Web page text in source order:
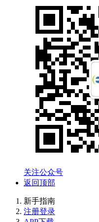
关注公众号
返回顶部
新手指南
注册登录